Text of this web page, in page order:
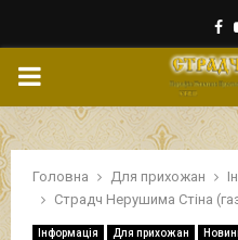
PRIMARY
MENU
Головна Для прихожан
Страдч Нерушима Стіна
Інформація Для прихожан